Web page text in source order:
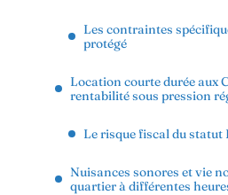
Les contraintes
protégé
Location courte durée aux
rentabilité sous pression
Le risque fiscal du
Nuisances sonores et vie
quartier à différentes